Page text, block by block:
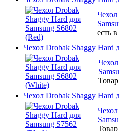
Чехол
есть
Чехол Drobak Shaggy Hard
Чехол Drobak Shaggy Hard
Товар